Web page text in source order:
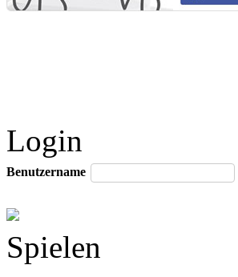
Login
Benutzername
Spielen